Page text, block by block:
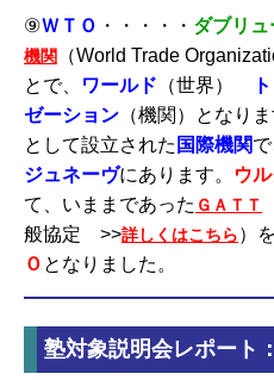
⑨ＷＴＯ ・・・・・ ダブリ
機関 （World Trade
とで、
ワールド （世界）
ゼーション （機関）となりま
として設立された 国際機関で
ジュネーヴにあります。 ウ
て、いままであった ＧＡＴＴ
般協定 >>詳しくはこちら）
Ｏ となりました。
塾対象説明会レポート